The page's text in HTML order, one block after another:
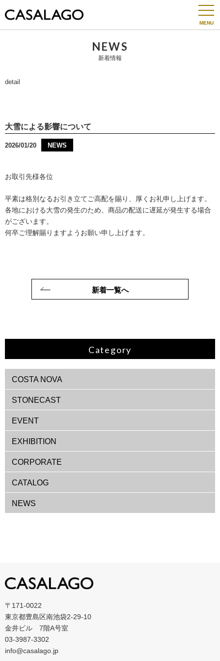
NEWS
新着情報
detail
大雪による影響について
2026/01/20 NEWS
お取引先様各位
平素は格別なるお引き立てご高配を賜り、厚くお礼申し上げます。
各地における大雪の発生のため、商品の配送に遅延が発生する場合
がございます。
何卒ご理解賜りますようお願い申し上げます。
新着一覧へ
Category
COSTA NOVA
STONECAST
EVENT
EXHIBITION
CORPORATE
CATALOG
NEWS
〒171-0022
東京都豊島区南池袋2-29-10
金井ビル 7階A号室
03-3987-3302
info@casalago.jp